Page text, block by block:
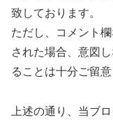
致しております。
ただし、コメント
された場合、意図
ることは十分ご留意
上述の通り、当ブ